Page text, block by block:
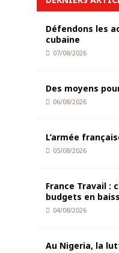
Défendons les
cubaine
07/08/2026
Des moyens
06/08/2026
L’armée
05/08/2026
France Travail :
budgets en
04/08/2026
Au Nigeria, la